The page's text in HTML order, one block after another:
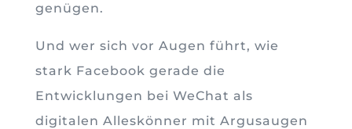
genügen.
Und wer sich vor Augen führt, wie
stark Facebook gerade die
Entwicklungen bei WeChat als
digitalen Alleskönner mit Argusaugen